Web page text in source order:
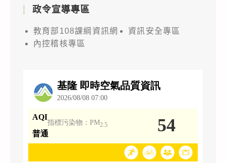
政令宣導專區
教育部108課綱資訊網
資訊安全專區
內控稽核專區